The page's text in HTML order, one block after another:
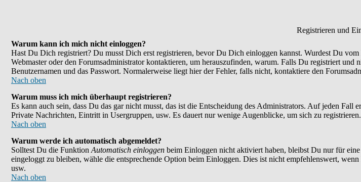
Registrieren und
Warum kann ich mich nicht einloggen?
Hast Du Dich registriert? Du musst Dich erst registrieren, bevor Du Dich einloggen kannst. Wurdest Du
Webmaster oder den Forumsadministrator kontaktieren, um herauszufinden, warum. Falls Du registriert
Benutzernamen und das Passwort. Normalerweise liegt hier der Fehler, falls nicht, kontaktiere den
Nach oben
Warum muss ich mich überhaupt registrieren?
Es kann auch sein, dass Du das gar nicht musst, das ist die Entscheidung des Administrators. Auf jeden
Private Nachrichten, Eintritt in Usergruppen, usw. Es dauert nur wenige Augenblicke, um sich zu
Nach oben
Warum werde ich automatisch abgemeldet?
Solltest Du die Funktion Automatisch einloggen beim Einloggen nicht aktiviert haben, bleibst Du nur für
eingeloggt zu bleiben, wähle die entsprechende Option beim Einloggen. Dies ist nicht empfehlenswert,
usw.
Nach oben